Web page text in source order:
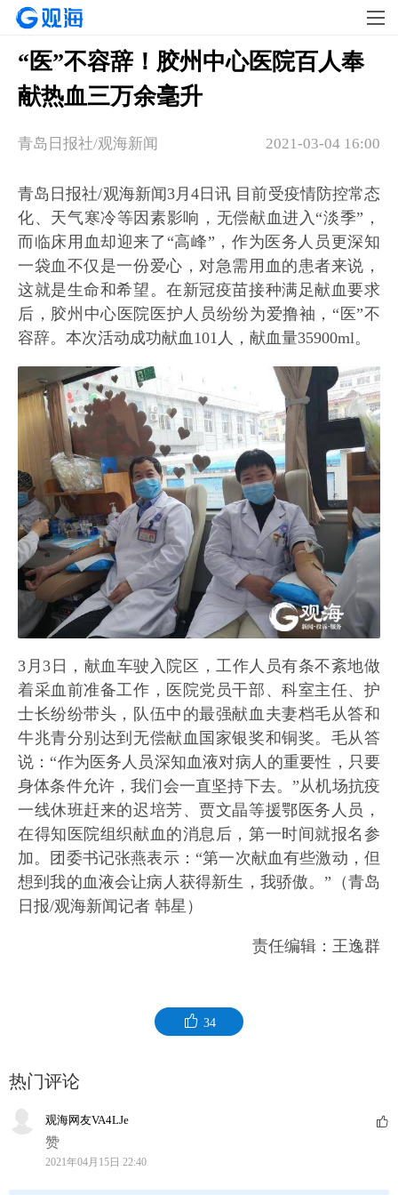
“医”不容辞！胶州中心医院百人奉
献热血三万余毫升
2021-03-04 16:00
青岛日报社/观海新闻
青岛日报社/观海新闻3月4日讯 目前受疫情防控常态
化、天气寒冷等因素影响，无偿献血进入“淡季”，
而临床用血却迎来了“高峰”，作为医务人员更深知
一袋血不仅是一份爱心，对急需用血的患者来说，
这就是生命和希望。在新冠疫苗接种满足献血要求
后，胶州中心医院医护人员纷纷为爱撸袖，“医”不
容辞。本次活动成功献血101人，献血量35900ml。
3月3日，献血车驶入院区，工作人员有条不紊地做
着采血前准备工作，医院党员干部、科室主任、护
士长纷纷带头，队伍中的最强献血夫妻档毛从答和
牛兆青分别达到无偿献血国家银奖和铜奖。毛从答
说：“作为医务人员深知血液对病人的重要性，只要
身体条件允许，我们会一直坚持下去。”从机场抗疫
一线休班赶来的迟培芳、贾文晶等援鄂医务人员，
在得知医院组织献血的消息后，第一时间就报名参
加。团委书记张燕表示：“第一次献血有些激动，但
想到我的血液会让病人获得新生，我骄傲。”（青岛
日报/观海新闻记者 韩星）
责任编辑：王逸群
34
热门评论
观海网友VA4LJe
赞
2021年04月15日 22:40